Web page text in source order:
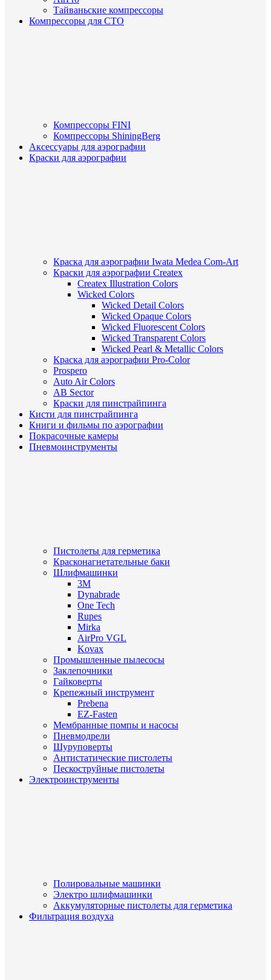
Тайваньские компрессоры
Компрессоры для СТО
Компрессоры FINI
Компрессоры ShiningBerg
Аксессуары для аэрографии
Краски для аэрографии
Краска для аэрографии Iwata Medea Com-Art
Краски для аэрографии Createx
Createx Illustration Colors
Wicked Colors
Wicked Detail Colors
Wicked Opaque Colors
Wicked Fluorescent Colors
Wicked Transparent Colors
Wicked Pearl & Metallic Colors
Краска для аэрографии Pro-Color
Prospero
Auto Air Colors
AB Sector
Краски для пинстрайпинга
Кисти для пинстрайпинга
Книги и фильмы по аэрографии
Покрасочные камеры
Пневмоинструменты
Пистолеты для герметика
Красконагнетательные баки
Шлифмашинки
3M
Dynabrade
One Tech
Rupes
Mirka
AirPro VGL
Kovax
Промышленные пылесосы
Заклепочники
Гайковерты
Крепежный инструмент
Prebena
EZ-Fasten
Мембранные помпы и насосы
Пневмодрели
Шуруповерты
Антистатические пистолеты
Пескоструйные пистолеты
Электроинструменты
Полировальные машинки
Электро шлифмашинки
Аккумуляторные пистолеты для герметика
Фильтрация воздуха